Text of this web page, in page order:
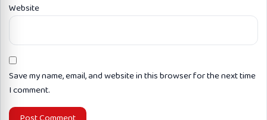
Website
Save my name, email, and website in this browser for the next time
I comment.